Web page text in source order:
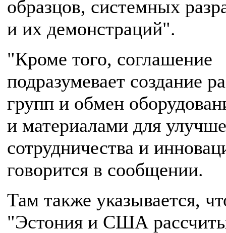
образцов, системных
и их демонстраций".
"Кроме того, соглашение
подразумевает создание
групп и обмен
и материалами для
сотрудничества и
говорится в сообщении.
Там также указывается,
"Эстония и США